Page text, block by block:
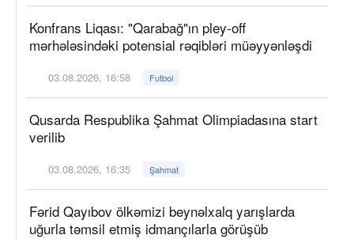
Konfrans Liqası: "Qarabağ"ın pley-off
mərhələsindəki potensial rəqibləri müəyyənləşdi
03.08.2026, 16:58 Futbol
Qusarda Respublika Şahmat Olimpiadasına start
verilib
03.08.2026, 16:35 Şahmat
Fərid Qayıbov ölkəmizi beynəlxalq yarışlarda
uğurla təmsil etmiş idmançılarla görüşüb